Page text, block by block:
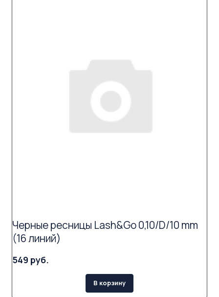
Черные ресницы Lash&Go 0,10/D/10 mm
(16 линий)
549 руб.
В корзину